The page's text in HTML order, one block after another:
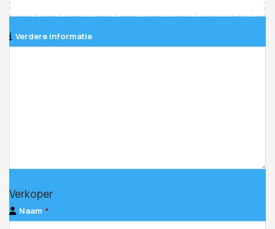
Verdere informatie
Verkoper
Naam *